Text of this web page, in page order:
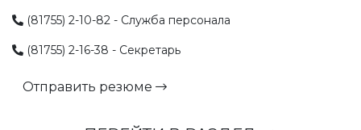
(81755) 2-10-82 - Служба персонала
(81755) 2-16-38 - Секретарь
Отправить резюме